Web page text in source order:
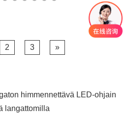
2 3 »
himmennettävä LED-ohjain
langattomilla